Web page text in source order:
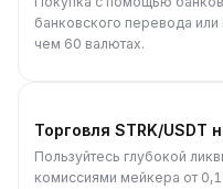
банковского перевода или
чем 60 валютах.
Торговля STRK/USDT
Пользуйтесь глубокой
комиссиями мейкера от